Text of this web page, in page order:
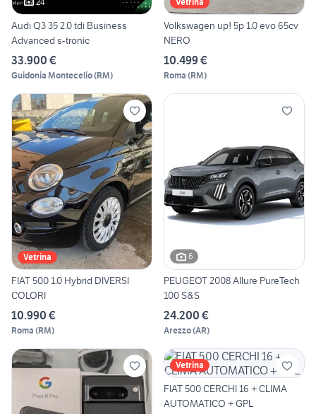
Audi Q3 35 2.0 tdi Business
Advanced s-tronic
33.900 €
Guidonia Montecelio(RM)
Volkswagen up! 5p 1.0 evo 65cv
NERO
10.499 €
Roma (RM)
Vetrina
FIAT 500 1.0 Hybrid DIVERSI
COLORI
10.990 €
Roma (RM)
6
PEUGEOT 2008 Allure PureTech
100 S&S
24.200 €
Arezzo(AR)
Vetrina
FIAT 500 CERCHI 16 + CLIMA
AUTOMATICO + GPL